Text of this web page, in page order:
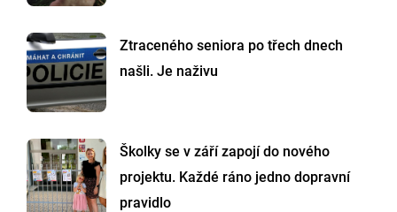
Ztraceného seniora po třech dnech
našli. Je naživu
Školky se v září zapojí do nového
projektu. Každé ráno jedno dopravní
pravidlo